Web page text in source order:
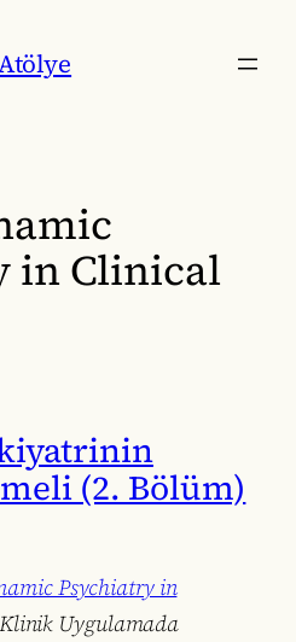
in Clinical
(2. Bölüm)
Psychiatry in
Klinik Uygulamada